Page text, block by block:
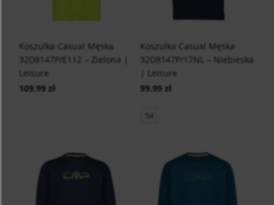
Koszulka Casual Męska
32D8147P/E112 – Zielona |
Leisure
109,99 zł
Koszulka Casual Męska
32D8147P/17NL – Niebieska
| Leisure
99,99 zł
54